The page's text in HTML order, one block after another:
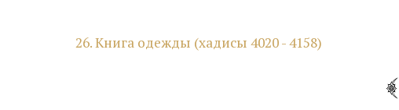
26. Книга одежды (хадисы 4020 - 4158)